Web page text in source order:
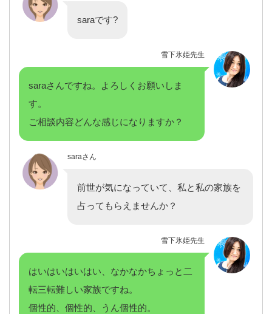
saraです?
雪下氷姫先生
saraさんですね。よろしくお願いしま
す。
ご相談内容どんな感じになりますか？
saraさん
前世が気になっていて、私と私の家族を
占ってもらえませんか？
雪下氷姫先生
はいはいはいはい、なかなかちょっと二
転三転難しい家族ですね。
個性的、個性的、うん個性的。